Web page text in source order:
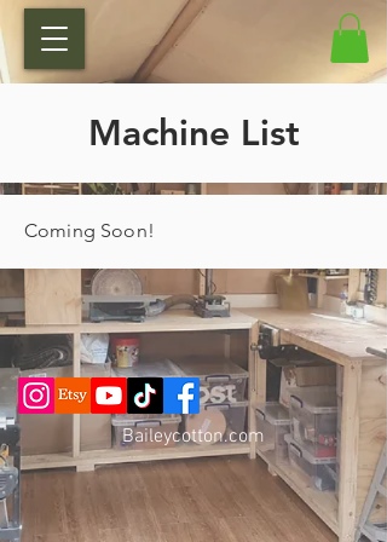
Machine List
Coming Soon!
Baileycotton.com